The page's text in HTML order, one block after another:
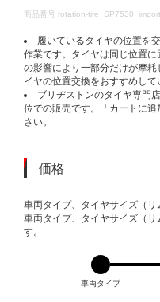
DETAILS
商品番号 rotation-
履いているタイヤの位置を
作業です。タイヤは同じ位置
の影響により一部分だけが摩
イヤの位置交換をおすすめして
ブリヂストンのタイヤ専門
位での販売です。「カートに
さい。
価格
VARIATIONS
車両タイプ、タイヤサイズ（リ
車両タイプ、タイヤサイズ（
す。
車両タイプ